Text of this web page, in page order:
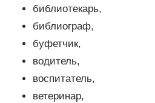
библиотекарь,
библиограф,
буфетчик,
водитель,
воспитатель,
ветеринар,